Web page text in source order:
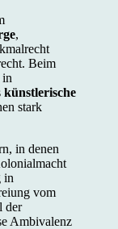
,
Beim
in
künstlerische
stark
in denen
in
vom
der
Ambivalenz